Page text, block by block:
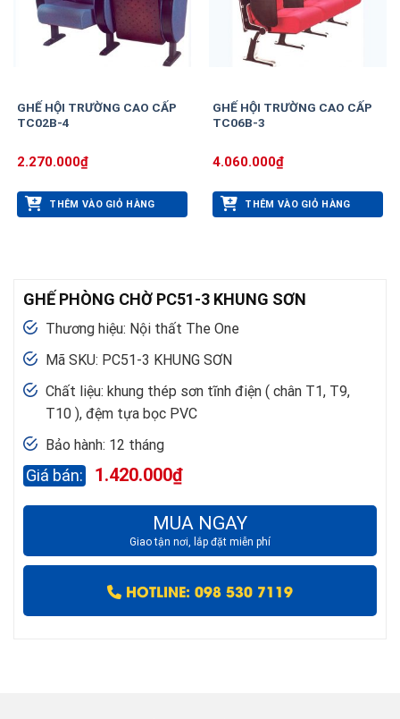
GHẾ HỘI TRƯỜNG CAO CẤP
TC02B-4
2.270.000₫
THÊM VÀO GIỎ HÀNG
GHẾ HỘI TRƯỜNG CAO CẤP
TC06B-3
4.060.000₫
THÊM VÀO GIỎ HÀNG
GHẾ PHÒNG CHỜ PC51-3 KHUNG SƠN
Thương hiệu: Nội thất The One
Mã SKU: PC51-3 KHUNG SƠN
Chất liệu: khung thép sơn tĩnh điện ( chân T1, T9,
T10 ), đệm tựa bọc PVC
Bảo hành: 12 tháng
1.420.000₫
MUA NGAY
Giao tận nơi, lắp đặt miễn phí
HOTLINE: 098 530 7119